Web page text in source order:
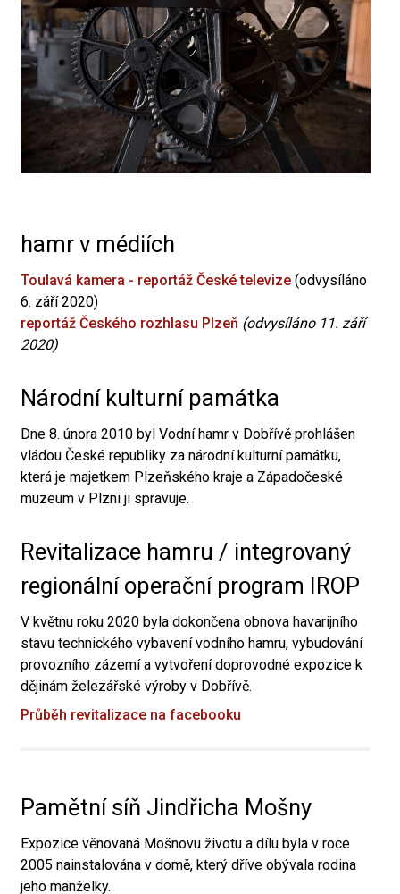
hamr v médiích
Toulavá kamera - reportáž České televize (odvysíláno
6. září 2020)
reportáž Českého rozhlasu Plzeň (odvysíláno 11. září
2020)
Národní kulturní památka
Dne 8. února 2010 byl Vodní hamr v Dobřívě prohlášen
vládou České republiky za národní kulturní památku,
která je majetkem Plzeňského kraje a Západočeské
muzeum v Plzni ji spravuje.
Revitalizace hamru / integrovaný
regionální operační program IROP
V květnu roku 2020 byla dokončena obnova havarijního
stavu technického vybavení vodního hamru, vybudování
provozního zázemí a vytvoření doprovodné expozice k
dějinám železářské výroby v Dobřívě.
Průběh revitalizace na facebooku
Pamětní síň Jindřicha Mošny
Expozice věnovaná Mošnovu životu a dílu byla v roce
2005 nainstalována v domě, který dříve obývala rodina
jeho manželky.